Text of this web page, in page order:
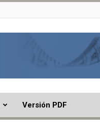
Versión PDF